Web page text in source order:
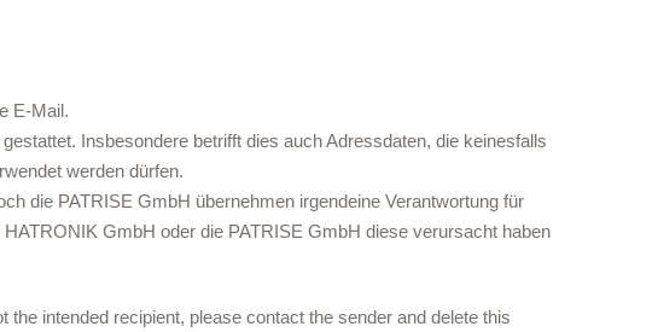
E-Mail.
Insbesondere betrifft dies auch Adressdaten, die keinesfalls
werden dürfen.
die PATRISE GmbH übernehmen irgendeine Verantwortung für
GmbH oder die PATRISE GmbH diese verursacht haben
intended recipient, please contact the sender and delete this